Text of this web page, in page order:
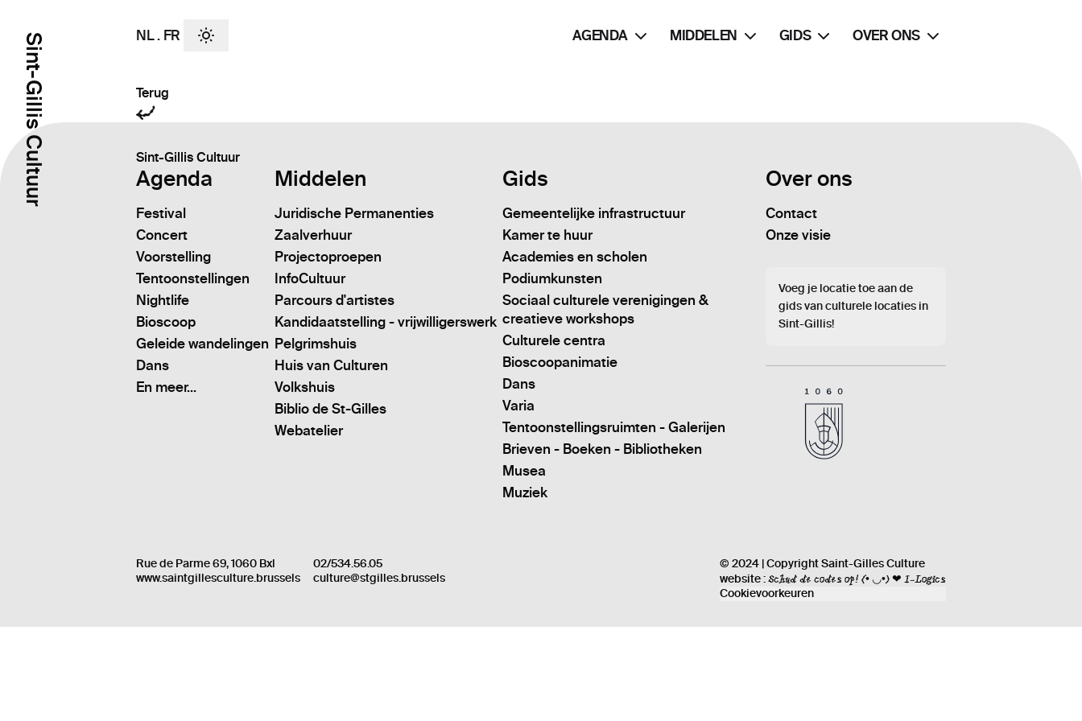
Sint-Gillis Cultuur NL . FR AGENDA MIDDELEN GIDS OVER ONS
Terug
Sint-Gillis Cultuur
Agenda
Festival
Concert
Voorstelling
Tentoonstellingen
Nightlife
Bioscoop
Geleide wandelingen
Dans
En meer...
Middelen
Juridische Permanenties
Zaalverhuur
Projectoproepen
InfoCultuur
Parcours d'artistes
Kandidaatstelling - vrijwilligerswerk
Pelgrimshuis
Huis van Culturen
Volkshuis
Biblio de St-Gilles
Webatelier
Gids
Gemeentelijke infrastructuur
Kamer te huur
Academies en scholen
Podiumkunsten
Sociaal culturele verenigingen &
creatieve workshops
Culturele centra
Bioscoopanimatie
Dans
Varia
Tentoonstellingsruimten - Galerijen
Brieven - Boeken - Bibliotheken
Musea
Muziek
Over ons
Contact
Onze visie
Voeg je locatie toe aan de
gids van culturele locaties in
Sint-Gillis!
Rue de Parme 69, 1060 Bxl
www.saintgillesculture.brussels
02/534.56.05
culture@stgilles.brussels
© 2024 | Copyright Saint-Gilles Culture
website :Schud de codes op! (• ◡•) ❤ I-Logics
Cookievoorkeuren